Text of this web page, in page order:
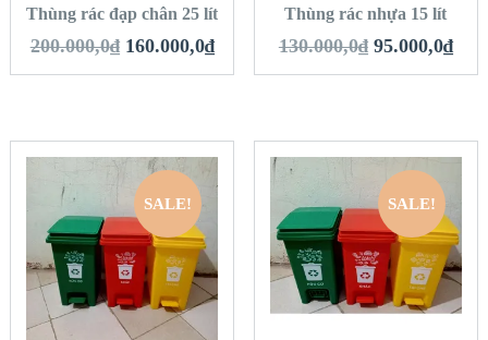
Thùng rác đạp chân 25 lít
200.000,0₫ 160.000,0₫
Thùng rác nhựa 15 lít
130.000,0₫ 95.000,0₫
SALE!
QUICK LOOK
VIEW DETAILS
THÊM VÀO GIỎ
HÀNG
SALE!
QUICK LOOK
VIEW DETAILS
THÊM VÀO GIỎ